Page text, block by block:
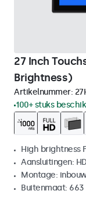
27 Inch
Brightness)
Artikelnummer:
100+ stuks
High brightness
Aansluitingen:
Montage:
Buitenmaat: 663